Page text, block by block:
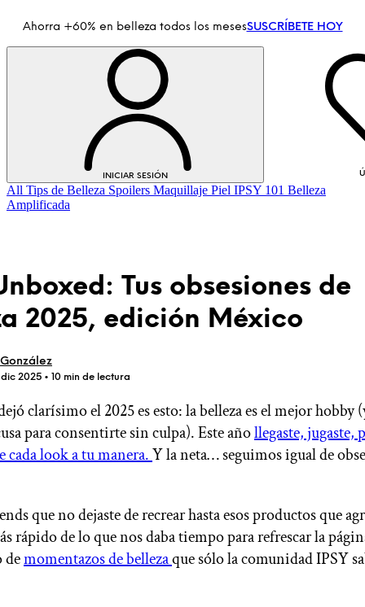
Ahorra +60% en belleza todos los mesesSUSCRÍBETE HOY
INICIAR SESIÓN
INICIAR SESIÓN
ÚNETE A IPSY
Ofertas
Blog de IPSY
Cerrar sesión
All Tips de Belleza Spoilers Maquillaje Piel IPSY 101 Belleza
Amplificada
Tus obsesiones de
2025, edición México
2025 • 10 min de lectura
clarísimo el 2025 es esto: la belleza es el mejor hobby
para consentirte sin culpa). Este añollegaste, jugaste,
cada look a tu manera.Y la neta… seguimos igual de
que no dejaste de recrear hasta esos productos que
rápido de lo que nos daba tiempo para refrescar la
demomentazos de bellezaque sólo la comunidad IPSY